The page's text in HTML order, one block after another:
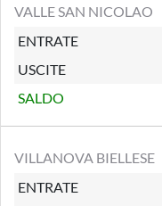
VALLE SAN NICOLAO
ENTRATE
USCITE
SALDO
VILLANOVA BIELLESE
ENTRATE